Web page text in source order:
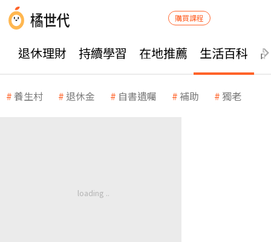
購買課程
退休理財 持續學習 在地推薦 生活百科
養生村 退休金 自書遺囑 補助 獨老